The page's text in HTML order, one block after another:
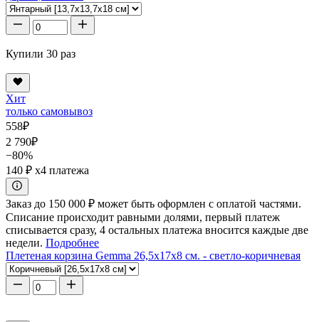
Купили 30 раз
Хит
только самовывоз
558₽
2 790₽
−80%
140 ₽ x4 платежа
Заказ до 150 000 ₽ может быть оформлен с оплатой частями.
Списание происходит равными долями, первый платеж
списывается сразу, 4 остальных платежа вносится каждые две
недели. Подробнее
Плетеная корзина Gemma 26,5x17x8 см. - светло-коричневая